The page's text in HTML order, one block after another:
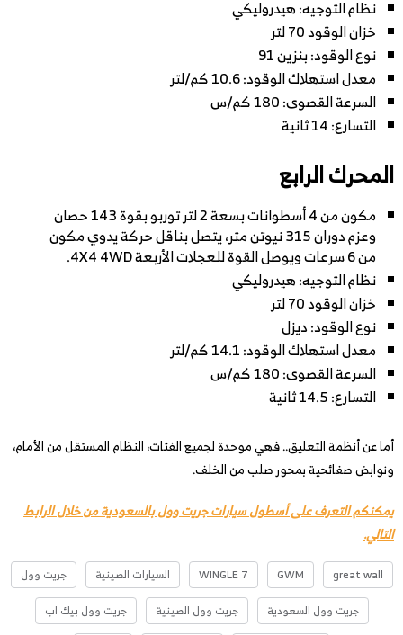
نظام التوجيه: هيدروليكي
خزان الوقود 70 لتر
نوع الوقود: بنزين 91
معدل استهلاك الوقود: 10.6 كم/لتر
السرعة القصوى: 180 كم/س
التسارع: 14 ثانية
المحرك الرابع
مكون من 4 أسطوانات بسعة 2 لتر توربو بقوة 143 حصان
وعزم دوران 315 نيوتن متر، يتصل بناقل حركة يدوي مكون
من 6 سرعات ويوصل القوة للعجلات الأربعة 4X4 4WD.
نظام التوجيه: هيدروليكي
خزان الوقود 70 لتر
نوع الوقود: ديزل
معدل استهلاك الوقود: 14.1 كم/لتر
السرعة القصوى: 180 كم/س
التسارع: 14.5 ثانية
أما عن أنظمة التعليق.. فهي موحدة لجميع الفئات، النظام المستقل من الأمام،
ونوابض صفائحية بمحور صلب من الخلف.
يمكنكم التعرف على أسطول سيارات جريت وول بالسعودية من خلال الرابط
التالي.
great wall
GWM
WINGLE 7 السيارات الصينية
جريت وول
جريت وول السعودية
جريت وول الصينية
جريت وول بيك اب